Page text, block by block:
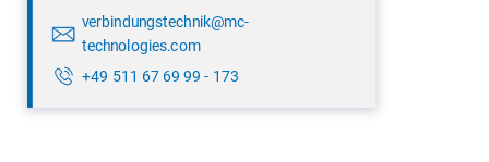
verbindungstechnik@mc-
technologies.com
+49 511 67 69 99 - 173